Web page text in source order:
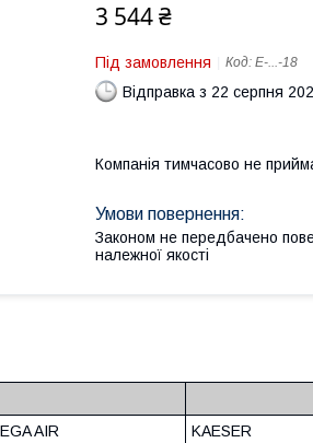
3 544 ₴
Під замовлення Код: E-...-18
Відправка з 22 серпня
Компанія тимчасово не
Законом не передбачено
належної якості
AIR KAESER